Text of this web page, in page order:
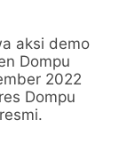
aksi demo
Dompu
2022
Dompu